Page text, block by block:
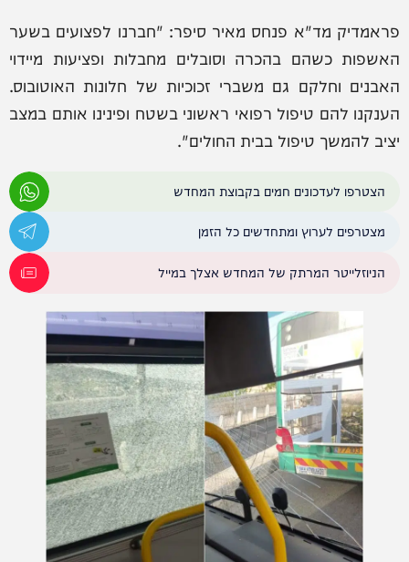
פראמדיק מד"א פנחס מאיר סיפר: "חברנו לפצועים בשער
האשפות כשהם בהכרה וסובלים מחבלות ופציעות מיידוי
האבנים וחלקם גם משברי זכוכיות של חלונות האוטובוס.
הענקנו להם טיפול רפואי ראשוני בשטח ופינינו אותם במצב
יציב להמשך טיפול בבית החולים".
הצטרפו לעדכונים חמים בקבוצת המחדש
מצטרפים לערוץ ומתחדשים כל הזמן
הניוזלייטר המרתק של המחדש אצלך במייל